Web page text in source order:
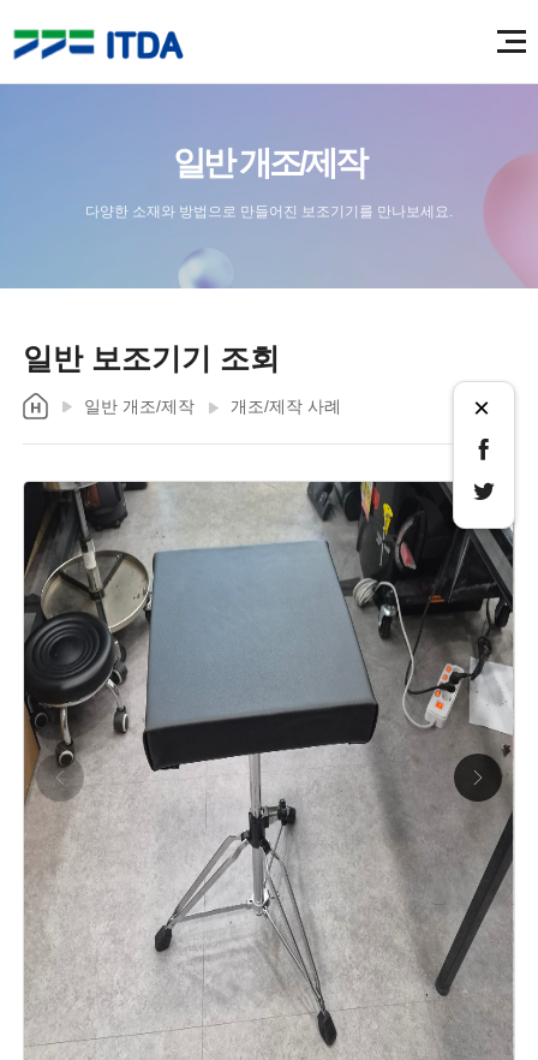
일반 개조/제작
다양한 소재와 방법으로 만들어진 보조기기를 만나보세요.
일반 보조기기 조회
일반 개조/제작 개조/제작 사례 ×